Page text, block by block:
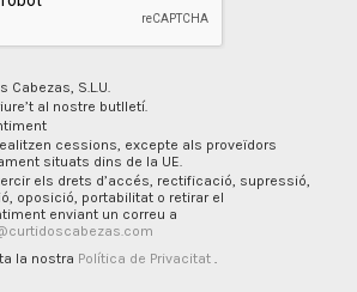
Cabezas, S.L.U.
al nostre butlletí.
cessions, excepte als proveïdors
situats dins de la UE.
els drets d’accés, rectificació, supressió,
oposició, portabilitat o retirar el
enviant un correu a
la nostra Política de Privacitat